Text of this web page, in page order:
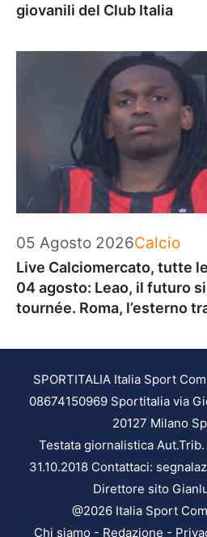
giovanili del Club Italia
05 Agosto 2026Categorie
Calcio
Live Calciomercato, tutte
04 agosto: Leao, il futuro
tournée. Roma, l’esterno
SPORTITALIA Italia Sport
08674150969 Sportitalia via
20127 Milano
Testata giornalistica
31.10.2018 Contattaci:
Direttore sito
@2026 Italia Sport
Chi siamo - Redazione -